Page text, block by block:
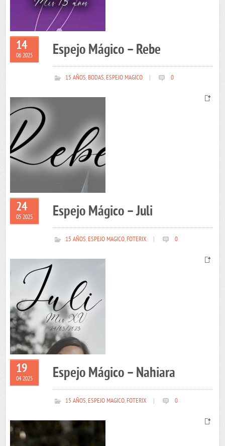
14
06 2025 Espejo Mágico – Rebe
15 AÑOS,BODAS,ESPEJO MAGICO 0
24
05 2025 Espejo Mágico – Juli
15 AÑOS,ESPEJO MAGICO,FOTERIX 0
19
04 2025 Espejo Mágico – Nahiara
15 AÑOS,ESPEJO MAGICO,FOTERIX 0